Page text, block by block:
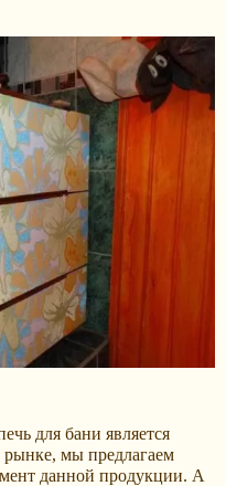
для бани является
рынке, мы предлагаем
данной продукции. А